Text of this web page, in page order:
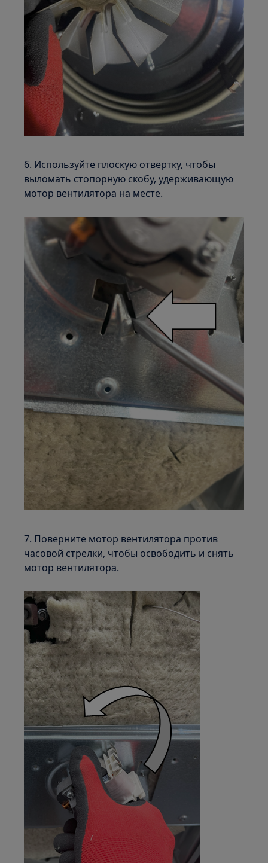
6. Используйте плоскую отвертку, чтобы
выломать стопорную скобу, удерживающую
мотор вентилятора на месте.
7. Поверните мотор вентилятора против
часовой стрелки, чтобы освободить и снять
мотор вентилятора.